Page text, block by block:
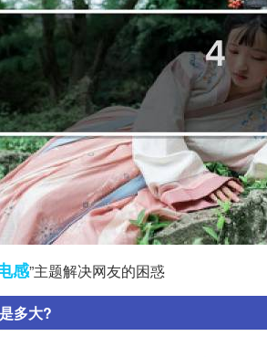
感”主题解决网友的困惑
多大?